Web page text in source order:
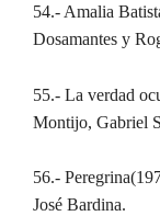
54.- Amalia
Dosamantes y
55.- La verdad
Montijo, Gabriel
56.-
José Bardina.